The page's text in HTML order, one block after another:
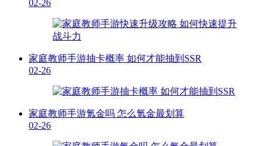
02-26
家庭教师手游抽卡概率 如何才能抽到SSR
02-26
家庭教师手游氪金吗 怎么氪金最划算
02-26